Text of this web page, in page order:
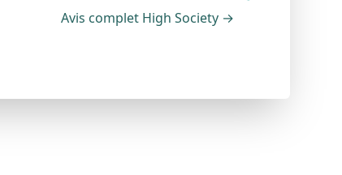
Avis complet High Society→